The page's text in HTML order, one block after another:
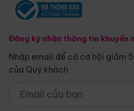
Đăng ký nhận thông tin khuyến
Nhập email để có cơ hội giảm
của Quý khách